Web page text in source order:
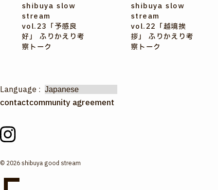
shibuya slow
stream
vol.23「予感良
好」 ふりかえり考
察トーク
shibuya slow
stream
vol.22「越境挨
拶」 ふりかえり考
察トーク
contactcommunity agreement
Language :
© 2026 shibuya good stream